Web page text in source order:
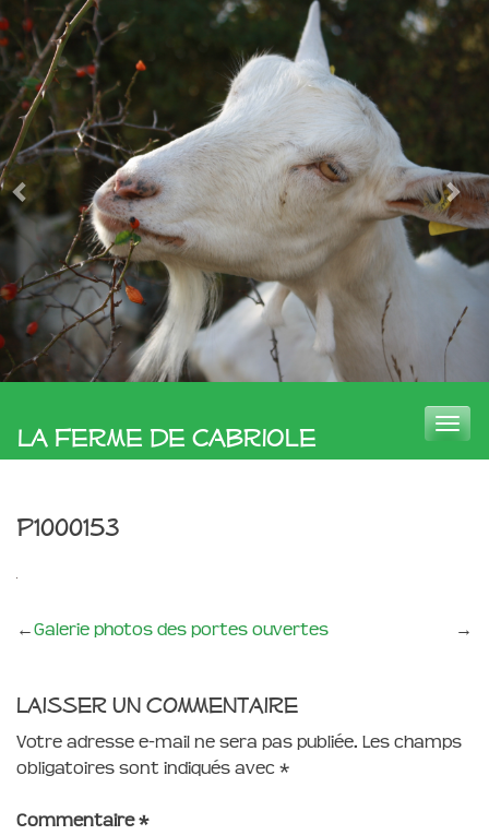
La Ferme de Cabriole
Toggle
P1000153
←Galerie photos des portes ouvertes →
Laisser un commentaire
Votre adresse e-mail ne sera pas publiée. Les champs
obligatoires sont indiqués avec *
Commentaire*